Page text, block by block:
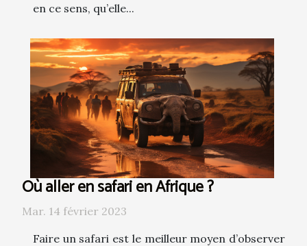
en ce sens, qu’elle...
Où aller en safari en Afrique ?
Mar. 14 février 2023
Faire un safari est le meilleur moyen d’observer